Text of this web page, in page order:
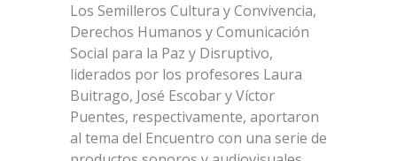
Los Semilleros Cultura y Convivencia,
Derechos Humanos y Comunicación
Social para la Paz y Disruptivo,
liderados por los profesores Laura
Buitrago, José Escobar y Víctor
Puentes, respectivamente, aportaron
al tema del Encuentro con una serie de